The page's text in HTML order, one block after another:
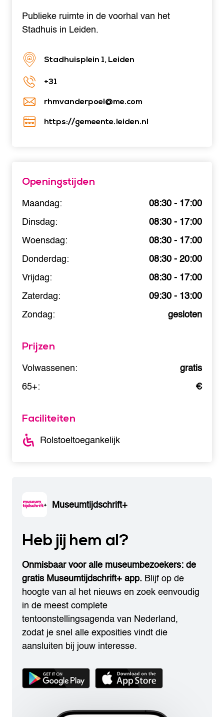
Publieke ruimte in de voorhal van het
Stadhuis in Leiden.
Stadhuisplein 1, Leiden
+31
rhmvanderpoel@me.com
https://gemeente.leiden.nl
Openingstijden
Maandag:
08:30 - 17:00
Dinsdag:
08:30 - 17:00
Woensdag:
08:30 - 17:00
Donderdag:
08:30 - 20:00
Vrijdag:
08:30 - 17:00
Zaterdag:
09:30 - 13:00
Zondag:
gesloten
Prijzen
Volwassenen:
gratis
65+:
€
Faciliteiten
Rolstoeltoegankelijk
Museumtijdschrift+
Heb jij hem al?
Onmisbaar voor alle museumbezoekers: de
gratis Museumtijdschrift+ app. Blijf op de
hoogte van al het nieuws en zoek eenvoudig
in de meest complete
tentoonstellingsagenda van Nederland,
zodat je snel alle exposities vindt die
aansluiten bij jouw interesse.